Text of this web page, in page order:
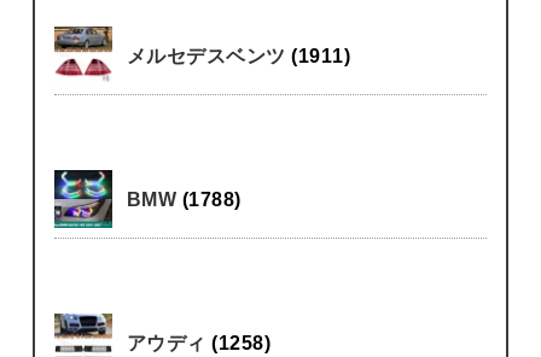
メルセデスベンツ(1911)
BMW (1788)
アウディ(1258)